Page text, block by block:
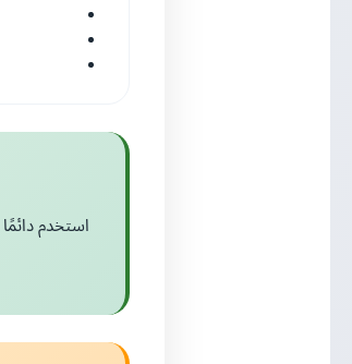
استخدم دائمًا